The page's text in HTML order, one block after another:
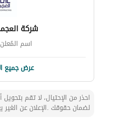
شركة
اسم
عرض جميع
احذر من الإحتيال، لا تقم
لضمان حقوقك .الإعلان عن الغير